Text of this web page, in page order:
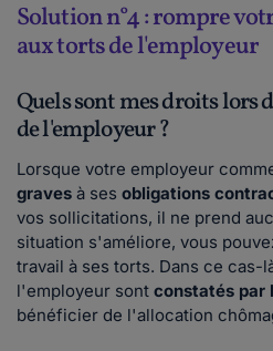
Solution n°4 : rompre
aux torts de l'employeur
Quels sont mes droits lors
de l'employeur ?
Lorsque votre employeur
graves à ses obligations
vos sollicitations, il ne prend
situation s'améliore, vous
travail à ses torts. Dans ce cas-
l'employeur sont constatés par
bénéficier de l'allocation